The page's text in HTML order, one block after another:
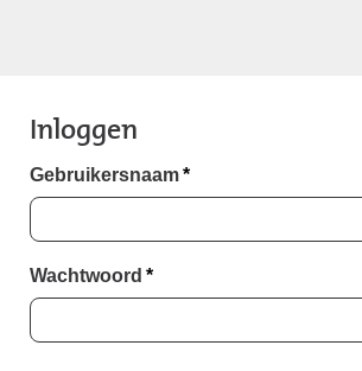
Inloggen
Gebruikersnaam*
Wachtwoord *